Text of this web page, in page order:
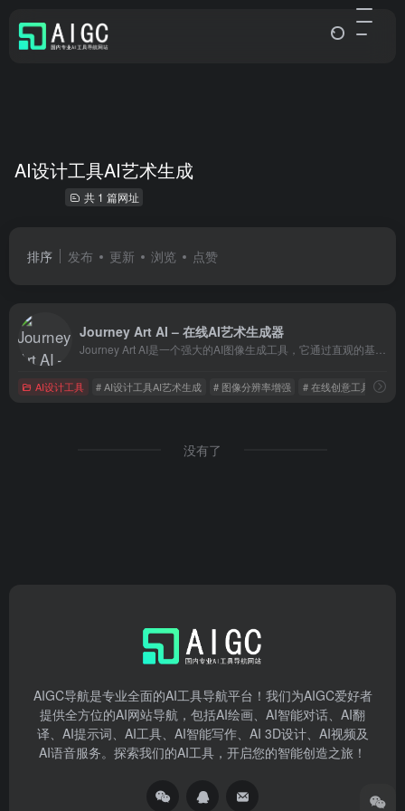
AI设计工具AI艺术生成
共 1 篇网址
排序 发布 更新 浏览 点赞
Journey Art AI – 在线AI艺术生成器
AI设计工具 # AI设计工具AI艺术生成 # 图像分辨率增强 # 在线创意工具
没有了
AIGC导航是专业全面的AI工具导航平台！我们为AIGC爱好者
提供全方位的AI网站导航，包括AI绘画、AI智能对话、AI翻
译、AI提示词、AI工具、AI智能写作、AI 3D设计、AI视频及
AI语音服务。探索我们的AI工具，开启您的智能创造之旅！